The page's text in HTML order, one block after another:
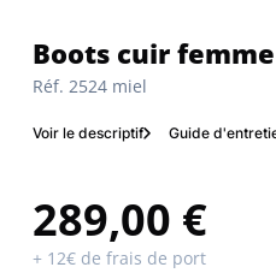
Réf. 2524 miel
Boots cuir
Voir le descriptif Guide
289,00 €
+ 12€ de frais de port